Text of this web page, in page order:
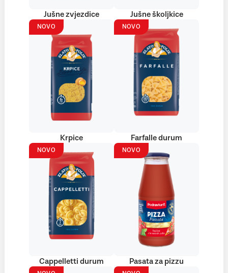
Jušne zvjezdice Jušne školjkice
NOVO
Krpice
NOVO
Farfalle durum
NOVO
Cappelletti durum
NOVO
Pasata za pizzu